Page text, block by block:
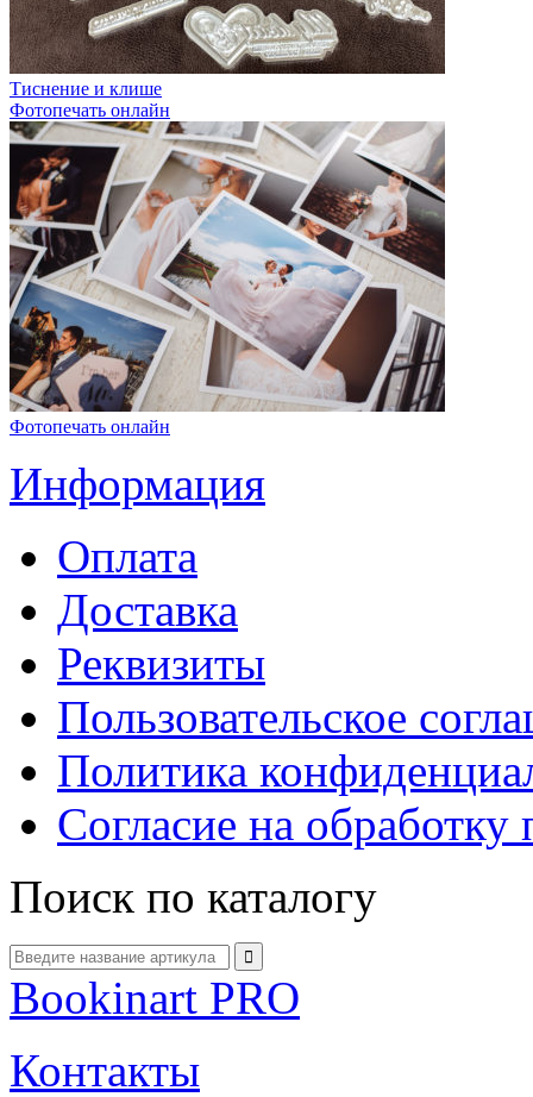
Тиснение и клише
Фотопечать онлайн
Фотопечать онлайн
Информация
Оплата
Доставка
Реквизиты
Пользовательское
Политика
Согласие на
Поиск по каталогу
Bookinart PRO
Контакты